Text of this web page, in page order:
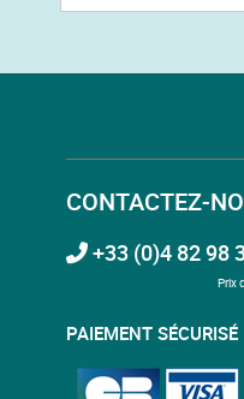
CONTACTEZ-
+33 (0)4 82 98
Prix
PAIEMENT SÉCURISÉ